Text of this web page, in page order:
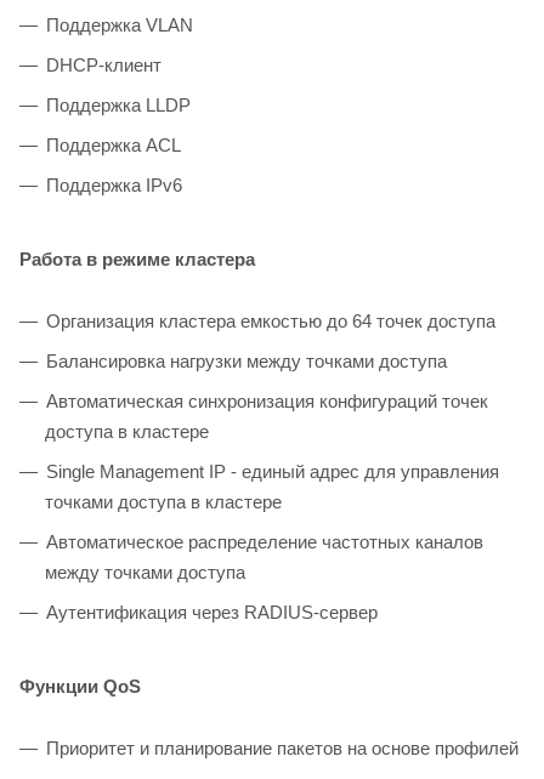
Поддержка VLAN
DHCP-клиент
Поддержка LLDP
Поддержка ACL
Поддержка IPv6
Работа в режиме кластера
Организация кластера емкостью до 64 точек доступа
Балансировка нагрузки между точками доступа
Автоматическая синхронизация конфигураций точек
доступа в кластере
Single Management IP - единый адрес для управления
точками доступа в кластере
Автоматическое распределение частотных каналов
между точками доступа
Аутентификация через RADIUS-сервер
Функции QoS
Приоритет и планирование пакетов на основе профилей